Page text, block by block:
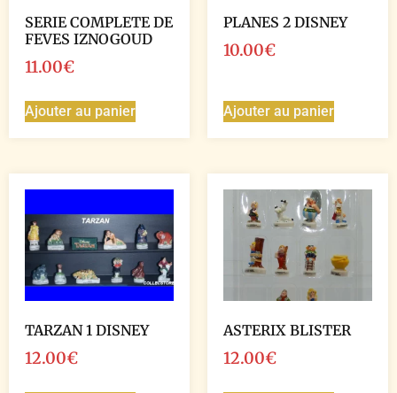
SERIE COMPLETE DE
FEVES IZNOGOUD
11.00€
Ajouter au panier
PLANES 2 DISNEY
10.00€
Ajouter au panier
TARZAN 1 DISNEY
12.00€
ASTERIX BLISTER
12.00€